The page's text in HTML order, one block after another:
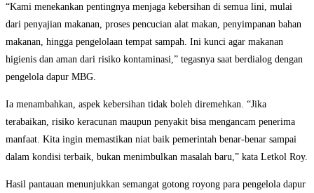
“Kami menekankan pentingnya menjaga kebersihan di semua lini, mulai
dari penyajian makanan, proses pencucian alat makan, penyimpanan bahan
makanan, hingga pengelolaan tempat sampah. Ini kunci agar makanan
higienis dan aman dari risiko kontaminasi,” tegasnya saat berdialog dengan
pengelola dapur MBG.
Ia menambahkan, aspek kebersihan tidak boleh diremehkan. “Jika
terabaikan, risiko keracunan maupun penyakit bisa mengancam penerima
manfaat. Kita ingin memastikan niat baik pemerintah benar-benar sampai
dalam kondisi terbaik, bukan menimbulkan masalah baru,” kata Letkol Roy.
Hasil pantauan menunjukkan semangat gotong royong para pengelola dapur